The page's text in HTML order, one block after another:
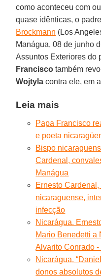
como aconteceu com
quase idênticas, o padre
Brockmann (Los
Manágua, 08 de junho
Assuntos Exteriores do
Francisco também
Wojtyla contra ele, em
Leia mais
Papa Francisco
e poeta
Bispo
Cardenal,
Manágua
Ernesto
nicaraguense,
infecção
Nicarágua.
Mario Benedetti a
Alvarito Conrado -
Nicarágua.
donos absolutos